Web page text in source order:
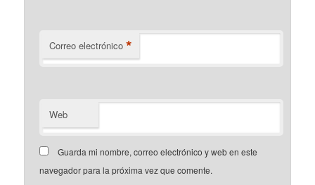
Correo electrónico *
Web
Guarda mi nombre, correo electrónico y web en este
navegador para la próxima vez que comente.